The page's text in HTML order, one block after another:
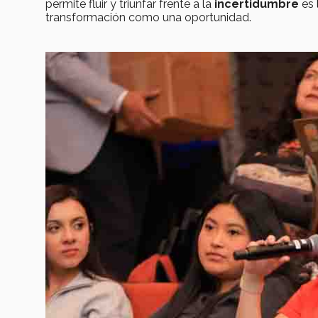
permite fluir y triunfar frente a la incertidumbre es
transformación como una oportunidad.